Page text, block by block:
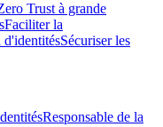
Trust à grande
Faciliter la
Sécuriser les
Responsable de la